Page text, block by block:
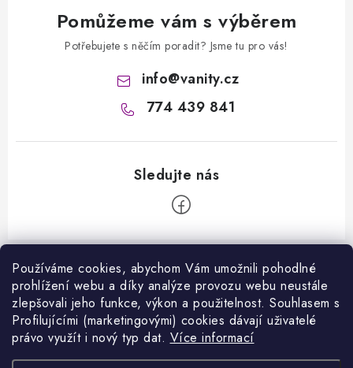
Používáme cookies, abychom Vám umožnili pohodlné
prohlížení webu a díky analýze provozu webu neustále
zlepšovali jeho funkce, výkon a použitelnost. Souhlasem s
Profilujícími (marketingovými) cookies dávají uživatelé
právo využít i nový typ dat. Více informací
Pomůžeme vám s výběrem
Potřebujete s něčím poradit? Jsme tu pro vás!
info@vanity.cz
774 439 841
Z
Informace pro vás
Kontakty
Jak nakupovat
Facebook